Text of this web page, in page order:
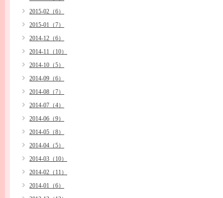
2015-02（6）
2015-01（7）
2014-12（6）
2014-11（10）
2014-10（5）
2014-09（6）
2014-08（7）
2014-07（4）
2014-06（9）
2014-05（8）
2014-04（5）
2014-03（10）
2014-02（11）
2014-01（6）